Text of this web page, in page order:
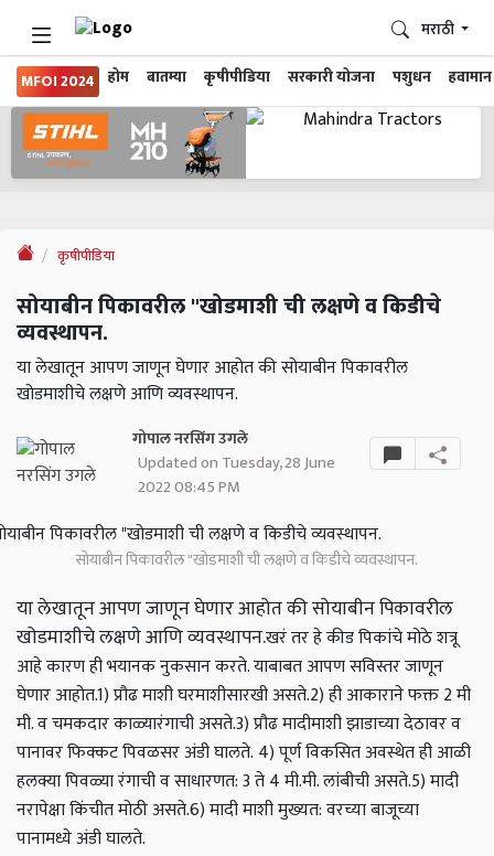
MFOI 2024 होम बातम्या कृषीपीडिया सरकारी योजना पशुधन हवामान
मराठी
कृषीपीडिया
सोयाबीन पिकावरील "खोडमाशी ची लक्षणे व किडीचे
व्यवस्थापन.
या लेखातून आपण जाणून घेणार आहोत की सोयाबीन पिकावरील
खोडमाशीचे लक्षणे आणि व्यवस्थापन.
गोपाल नरसिंग उगले
Updated on Tuesday, 28 June
2022 08:45 PM
सोयाबीन पिकावरील "खोडमाशी ची लक्षणे व किडीचे व्यवस्थापन.
या लेखातून आपण जाणून घेणार आहोत की सोयाबीन पिकावरील
खोडमाशीचे लक्षणे आणि व्यवस्थापन.खरं तर हे कीड पिकांचे मोठे शत्रू
आहे कारण ही भयानक नुकसान करते. याबाबत आपण सविस्तर जाणून
घेणार आहोत.1) प्रौढ माशी घरमाशीसारखी असते.2) ही आकाराने फक्त 2 मी
मी. व चमकदार काळ्यारंगाची असते.3) प्रौढ मादीमाशी झाडाच्या देठावर व
पानावर फिक्कट पिवळसर अंडी घालते. 4) पूर्ण विकसित अवस्थेत ही आळी
हलक्या पिवळ्या रंगाची व साधारणत: 3 ते 4 मी.मी. लांबीची असते.5) मादी
नरापेक्षा किंचीत मोठी असते.6) मादी माशी मुख्यत: वरच्या बाजूच्या
पानामध्ये अंडी घालते.